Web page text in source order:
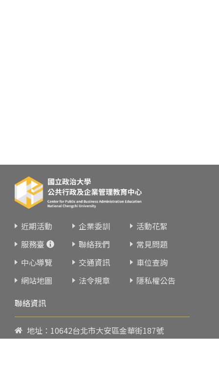
近期活動 企業委訓
活動花絮
服務臺
聯絡我們
常見問題
中心導覽
交通資訊
車位查詢
網站地圖
法令規章
隱私權公告
聯絡資訊
地址：10642台北市大安區金華街187號